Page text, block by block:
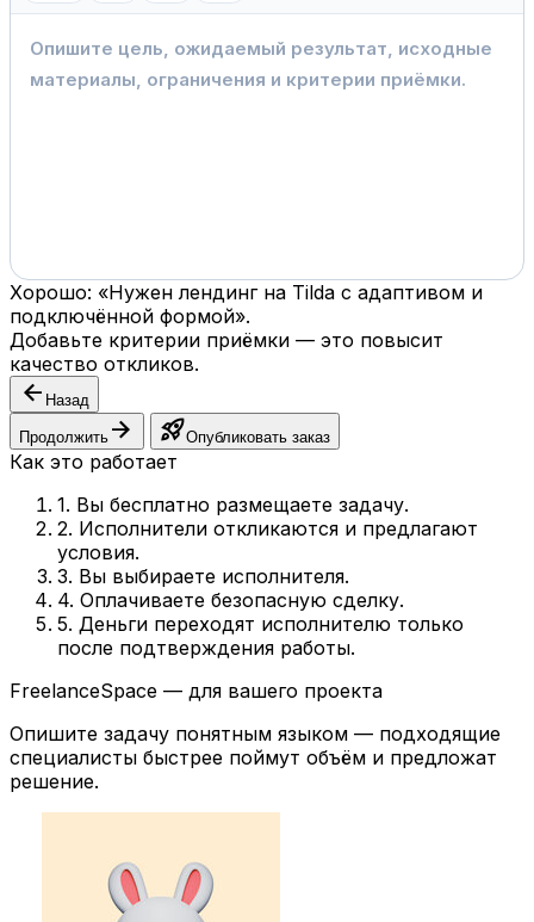
Хорошо: «Нужен лендинг на Tilda с адаптивом и
подключённой формой».
Добавьте критерии приёмки — это повысит
качество откликов.
arrow_back Назад
Продолжить arrow_forward rocket_launchОпубликовать заказ
Как это работает
1. Вы бесплатно размещаете задачу.
2. Исполнители откликаются и предлагают
условия.
3. Вы выбираете исполнителя.
4. Оплачиваете безопасную сделку.
5. Деньги переходят исполнителю только
после подтверждения работы.
FreelanceSpace — для вашего проекта
Опишите задачу понятным языком — подходящие
специалисты быстрее поймут объём и предложат
решение.